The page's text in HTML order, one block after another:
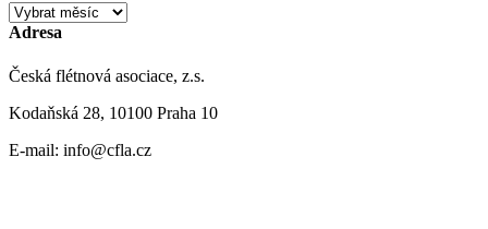
Archivy
Adresa
Česká flétnová asociace, z.s.
Kodaňská 28, 10100 Praha 10
E-mail: info@cfla.cz